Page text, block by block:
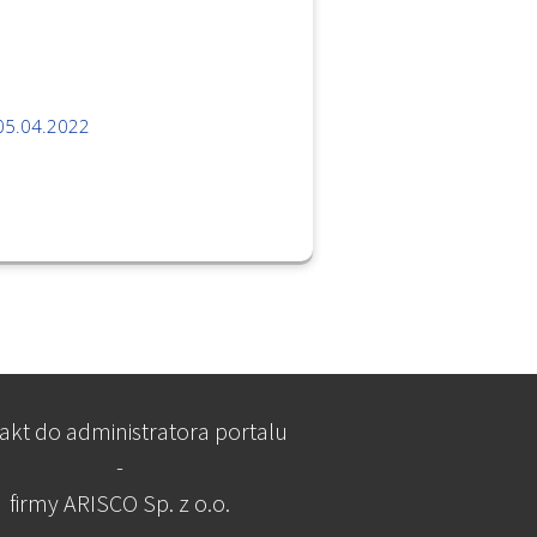
do administratora portalu
-
firmy ARISCO Sp. z o.o.